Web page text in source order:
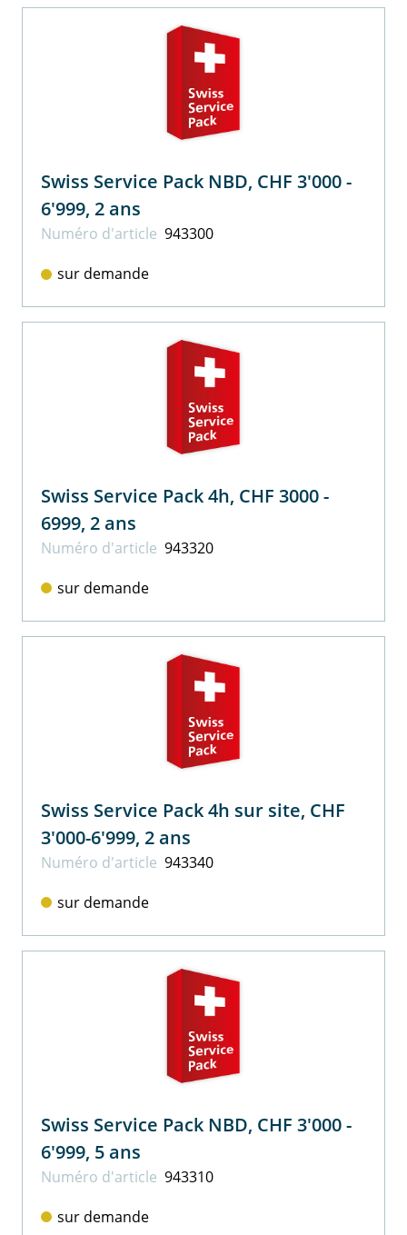
Swiss Service Pack NBD, CHF 3'000 -
6'999, 2 ans
Numéro d'article 943300
sur demande
Swiss Service Pack 4h, CHF 3000 -
6999, 2 ans
Numéro d'article 943320
sur demande
Swiss Service Pack 4h sur site, CHF
3'000-6'999, 2 ans
Numéro d'article 943340
sur demande
Swiss Service Pack NBD, CHF 3'000 -
6'999, 5 ans
Numéro d'article 943310
sur demande